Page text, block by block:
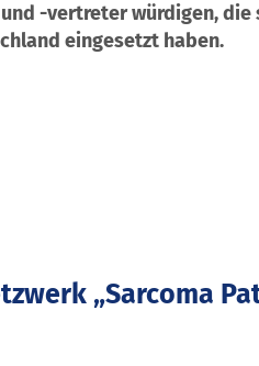
-vertreter würdigen, die
eingesetzt haben.
„Sarcoma